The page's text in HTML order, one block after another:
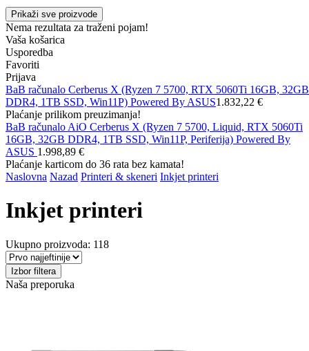
Prikaži sve proizvode
Nema rezultata za traženi pojam!
Vaša košarica
Usporedba
Favoriti
Prijava
BaB računalo Cerberus X (Ryzen 7 5700, RTX 5060Ti 16GB, 32GB
DDR4, 1TB SSD, Win11P) Powered By ASUS1.832,22 €
Plaćanje prilikom preuzimanja!
BaB računalo AiO Cerberus X (Ryzen 7 5700, Liquid, RTX 5060Ti
16GB, 32GB DDR4, 1TB SSD, Win11P, Periferija) Powered By
ASUS 1.998,89 €
Plaćanje karticom do 36 rata bez kamata!
Naslovna Nazad Printeri & skeneri Inkjet printeri
Inkjet printeri
Ukupno proizvoda: 118
Izbor filtera
Naša preporuka